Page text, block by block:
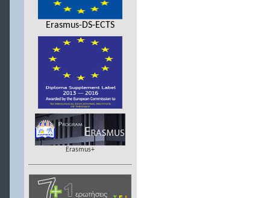
Erasmus-DS-ECTS
Erasmus+